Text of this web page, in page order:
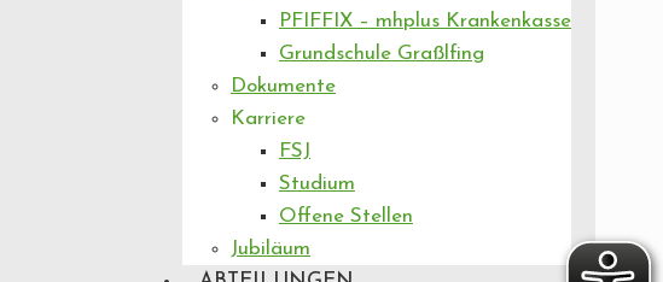
PFIFFIX – mhplus Krankenkasse
Grundschule Graßlfing
Dokumente
Karriere
FSJ
Studium
Offene Stellen
Jubiläum